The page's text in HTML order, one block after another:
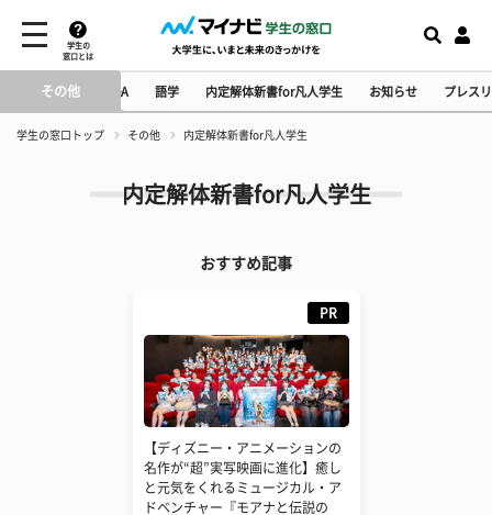
学生の
窓口とは
その他
大学生活Q&A 語学 内定解体新書for凡人学生 お知らせ プレス
学生の窓口トップ その他 内定解体新書for凡人学生
内定解体新書for凡人学生
おすすめ記事
PR
【ディズニー・アニメーションの
名作が“超”実写映画に進化】癒し
と元気をくれるミュージカル・ア
ドベンチャー『モアナと伝説の